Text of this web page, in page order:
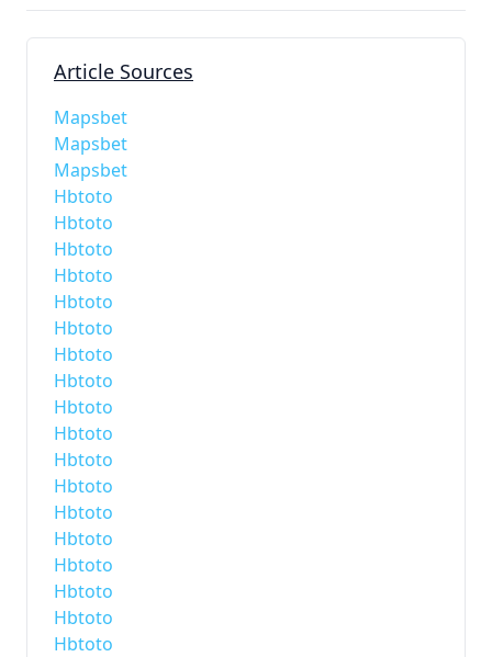
Article Sources
Mapsbet
Mapsbet
Mapsbet
Hbtoto
Hbtoto
Hbtoto
Hbtoto
Hbtoto
Hbtoto
Hbtoto
Hbtoto
Hbtoto
Hbtoto
Hbtoto
Hbtoto
Hbtoto
Hbtoto
Hbtoto
Hbtoto
Hbtoto
Hbtoto